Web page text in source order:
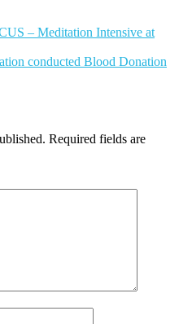
– Meditation Intensive at
conducted Blood Donation
Required fields are